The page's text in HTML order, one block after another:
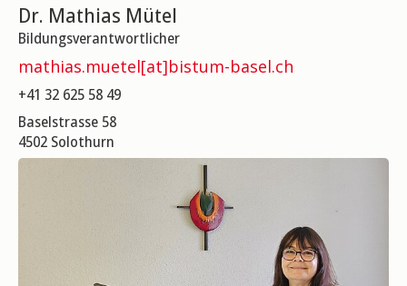
Dr. Mathias Mütel
Bildungsverantwortlicher
mathias.muetel[at]bistum-basel.ch
+41 32 625 58 49
Baselstrasse 58
4502 Solothurn